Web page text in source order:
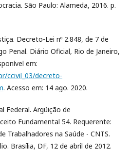
São Paulo: Alameda, 2016. p.
Decreto-Lei nº 2.848, de 7 de
Penal. Diário Oficial, Rio de Janeiro,
em:
ccivil_03/decreto-
. Acesso em: 14 ago. 2020.
Federal. Argüição de
Fundamental 54. Requerente:
Trabalhadores na Saúde - CNTS.
Brasília, DF, 12 de abril de 2012.